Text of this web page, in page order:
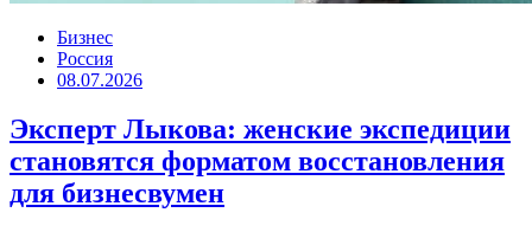
Бизнес
Россия
08.07.2026
Эксперт Лыкова: женские экспедиции
становятся форматом восстановления
для бизнесвумен